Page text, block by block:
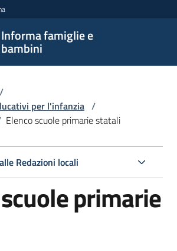
Informa famiglie e
bambini
/
per l'infanzia /
Elenco scuole primarie statali
Redazioni locali
primarie